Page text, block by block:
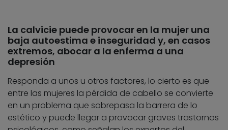
La calvicie puede provocar en la mujer una
baja autoestima e inseguridad y, en casos
extremos, abocar a la enferma a una
depresión
Responda a unos u otros factores, lo cierto es que
entre las mujeres la pérdida de cabello se convierte
en un problema que sobrepasa la barrera de lo
estético y puede llegar a provocar graves trastornos